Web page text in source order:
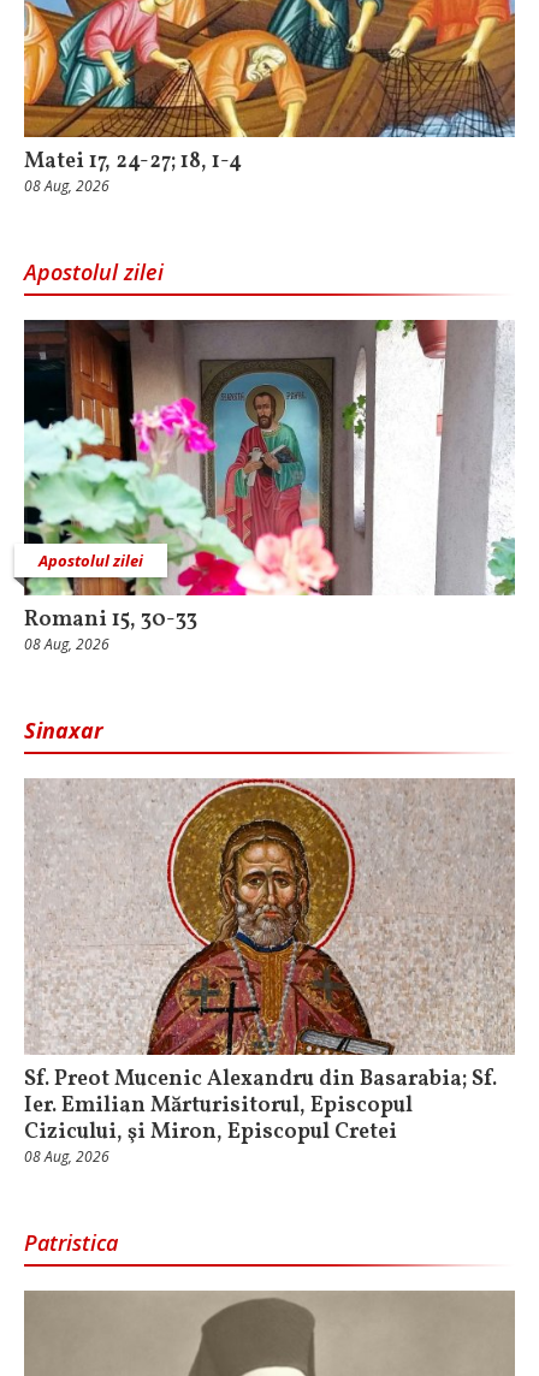
Matei 17, 24-27; 18, 1-4
08 Aug, 2026
Apostolul zilei
Apostolul zilei
Romani 15, 30-33
08 Aug, 2026
Sinaxar
Sf. Preot Mucenic Alexandru din Basarabia; Sf.
Ier. Emilian Mărturisitorul, Episcopul
Cizicului, şi Miron, Episcopul Cretei
08 Aug, 2026
Patristica